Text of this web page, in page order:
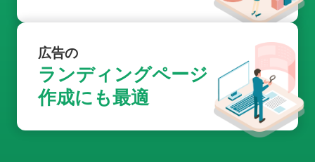
広告の
ランディングページ
作成にも最適